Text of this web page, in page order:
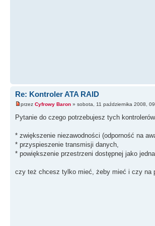
Re: Kontroler ATA RAID
przez Cyfrowy Baron » sobota, 11 października 2008,
Pytanie do czego potrzebujesz tych
* zwiększenie niezawodności (odporność na
* przyspieszenie transmisji danych,
* powiększenie przestrzeni dostępnej jako jedna
czy też chcesz tylko mieć, żeby mieć i czy na